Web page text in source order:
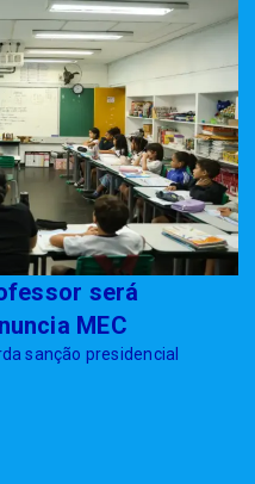
será
MEC
sanção presidencial